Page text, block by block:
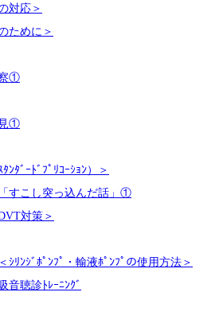
対応＞
ために＞
①
①
ﾀﾞｰﾄﾞﾌﾟﾘｺｰｼｮﾝ）＞
すこし突っ込んだ話」①
対策＞
ﾘﾝｼﾞﾎﾟﾝﾌﾟ・輸液ﾎﾟﾝﾌﾟの使用方法＞
聴診ﾄﾚｰﾆﾝｸﾞ